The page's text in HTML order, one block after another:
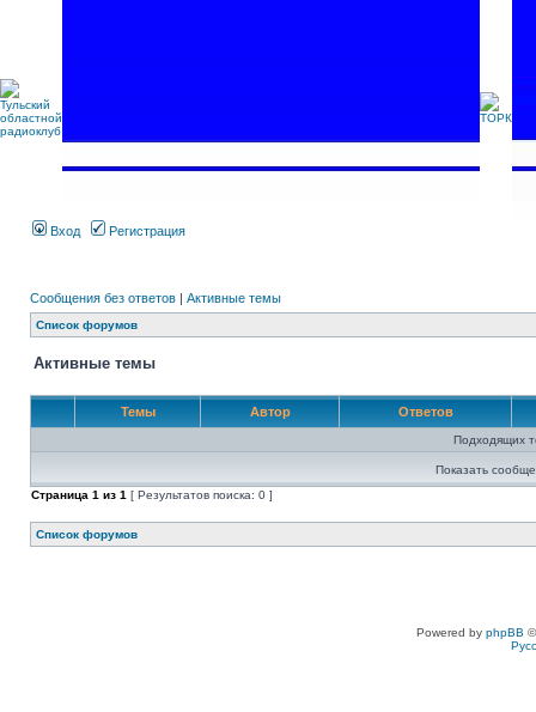
Вход Регистрация
Сообщения без ответов | Активные темы
Список форумов
Активные темы
Темы Автор Ответов
Подходящих
Показать
Страница 1 из 1 [ Результатов поиска: 0 ]
Список форумов
Powered by phpBB